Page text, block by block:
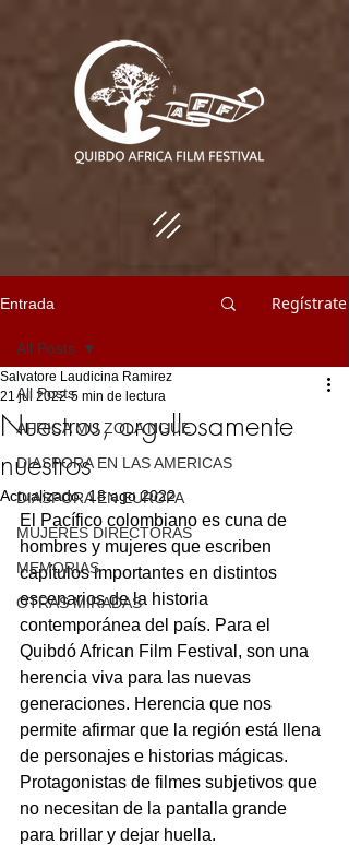
Entrada Regístrate
All Posts
AFRICA MU ZOLA NGUE
DIASPORA EN LAS AMERICAS
DIASPORA EN EUROPA
MUJERES DIRECTORAS
MEMORIAS
OTRAS MIRADAS
All Posts
Nuestros, orgullosamente
nuestros
Salvatore Laudicina Ramirez
21 jul 2022 5 min de lectura
Actualizado:18 ago 2022
El Pacífico colombiano es cuna de
hombres y mujeres que escriben
capítulos importantes en distintos
escenarios de la historia
contemporánea del país. Para el
Quibdó African Film Festival, son una
herencia viva para las nuevas
generaciones. Herencia que nos
permite afirmar que la región está llena
de personajes e historias mágicas.
Protagonistas de filmes subjetivos que
no necesitan de la pantalla grande
para brillar y dejar huella.